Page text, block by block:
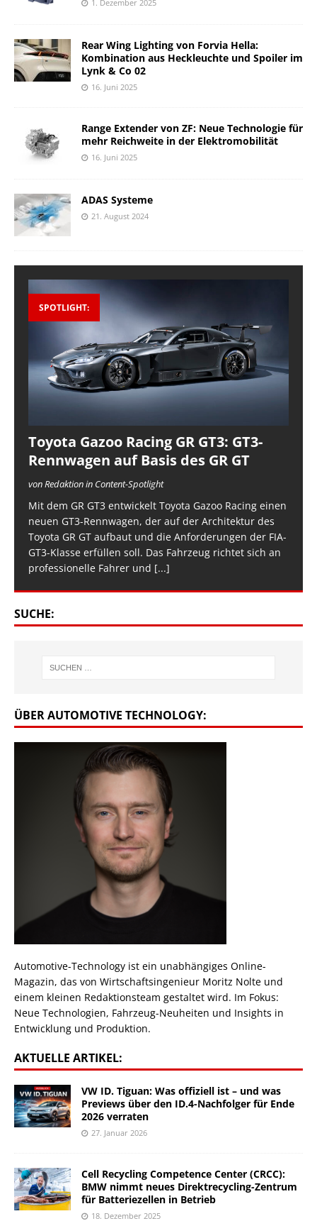
1. Dezember 2025
Rear Wing Lighting von Forvia Hella:
Kombination aus Heckleuchte und Spoiler im
Lynk & Co 02
16. Juni 2025
Range Extender von ZF: Neue Technologie für
mehr Reichweite in der Elektromobilität
16. Juni 2025
ADAS Systeme
21. August 2024
SPOTLIGHT:
Toyota Gazoo Racing GR GT3: GT3-
Rennwagen auf Basis des GR GT
von Redaktion in Content-Spotlight
Mit dem GR GT3 entwickelt Toyota Gazoo Racing einen
neuen GT3-Rennwagen, der auf der Architektur des
Toyota GR GT aufbaut und die Anforderungen der FIA-
GT3-Klasse erfüllen soll. Das Fahrzeug richtet sich an
professionelle Fahrer und [...]
SUCHE:
ÜBER AUTOMOTIVE TECHNOLOGY:
Automotive-Technology ist ein unabhängiges Online-
Magazin, das von Wirtschaftsingenieur Moritz Nolte und
einem kleinen Redaktionsteam gestaltet wird. Im Fokus:
Neue Technologien, Fahrzeug-Neuheiten und Insights in
Entwicklung und Produktion.
AKTUELLE ARTIKEL:
VW ID. Tiguan: Was offiziell ist – und was
Previews über den ID.4-Nachfolger für Ende
2026 verraten
27. Januar 2026
Cell Recycling Competence Center (CRCC):
BMW nimmt neues Direktrecycling-Zentrum
für Batteriezellen in Betrieb
18. Dezember 2025